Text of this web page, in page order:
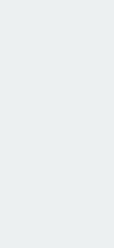
HONDA